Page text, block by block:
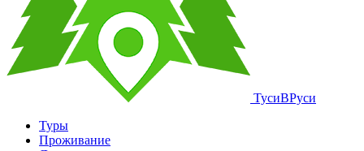
ТусиВРуси
Туры
Проживание